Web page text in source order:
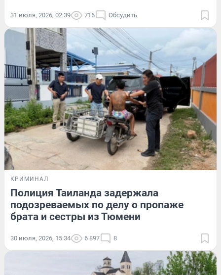
31 июля, 2026, 02:39 716 Обсудить
КРИМИНАЛ
Полиция Таиланда задержала
подозреваемых по делу о пропаже
брата и сестры из Тюмени
30 июля, 2026, 15:34 6 897 8